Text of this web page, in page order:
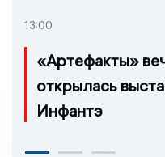
13:00
«Артефакты»
открылась
Инфантэ